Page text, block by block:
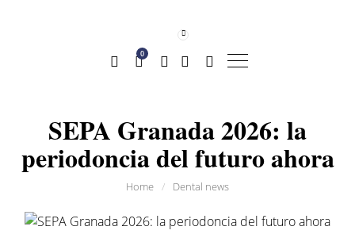
0
SEPA Granada 2026: la
periodoncia del futuro ahora
Home / Dental news